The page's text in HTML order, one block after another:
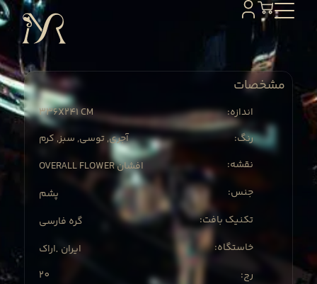
مشخصات
336X241 CM
:اندازه
آجری, توسی, سبز, کرم
:رنگ
OVERALL FLOWER افشان
:نقشه
پشم
:جنس
گره فارسی
:تکنیک بافت
اراک ایران
:خاستگاه
20
:رج